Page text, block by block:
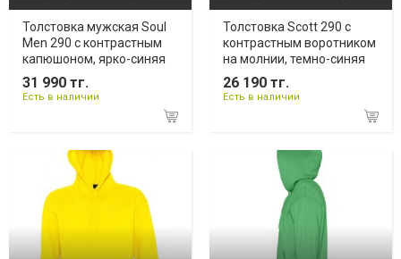
Толстовка мужская Soul
Men 290 с контрастным
капюшоном, ярко-синяя
31 990 тг.
Есть в наличии
Толстовка Scott 290 с
контрастным воротником
на молнии, темно-синяя
26 190 тг.
Есть в наличии